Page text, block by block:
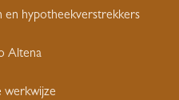
en hypotheekverstrekkers
Altena
werkwijze